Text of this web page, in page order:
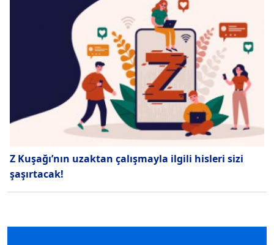
Z Kuşağı’nın uzaktan çalışmayla ilgili hisleri sizi
şaşırtacak!